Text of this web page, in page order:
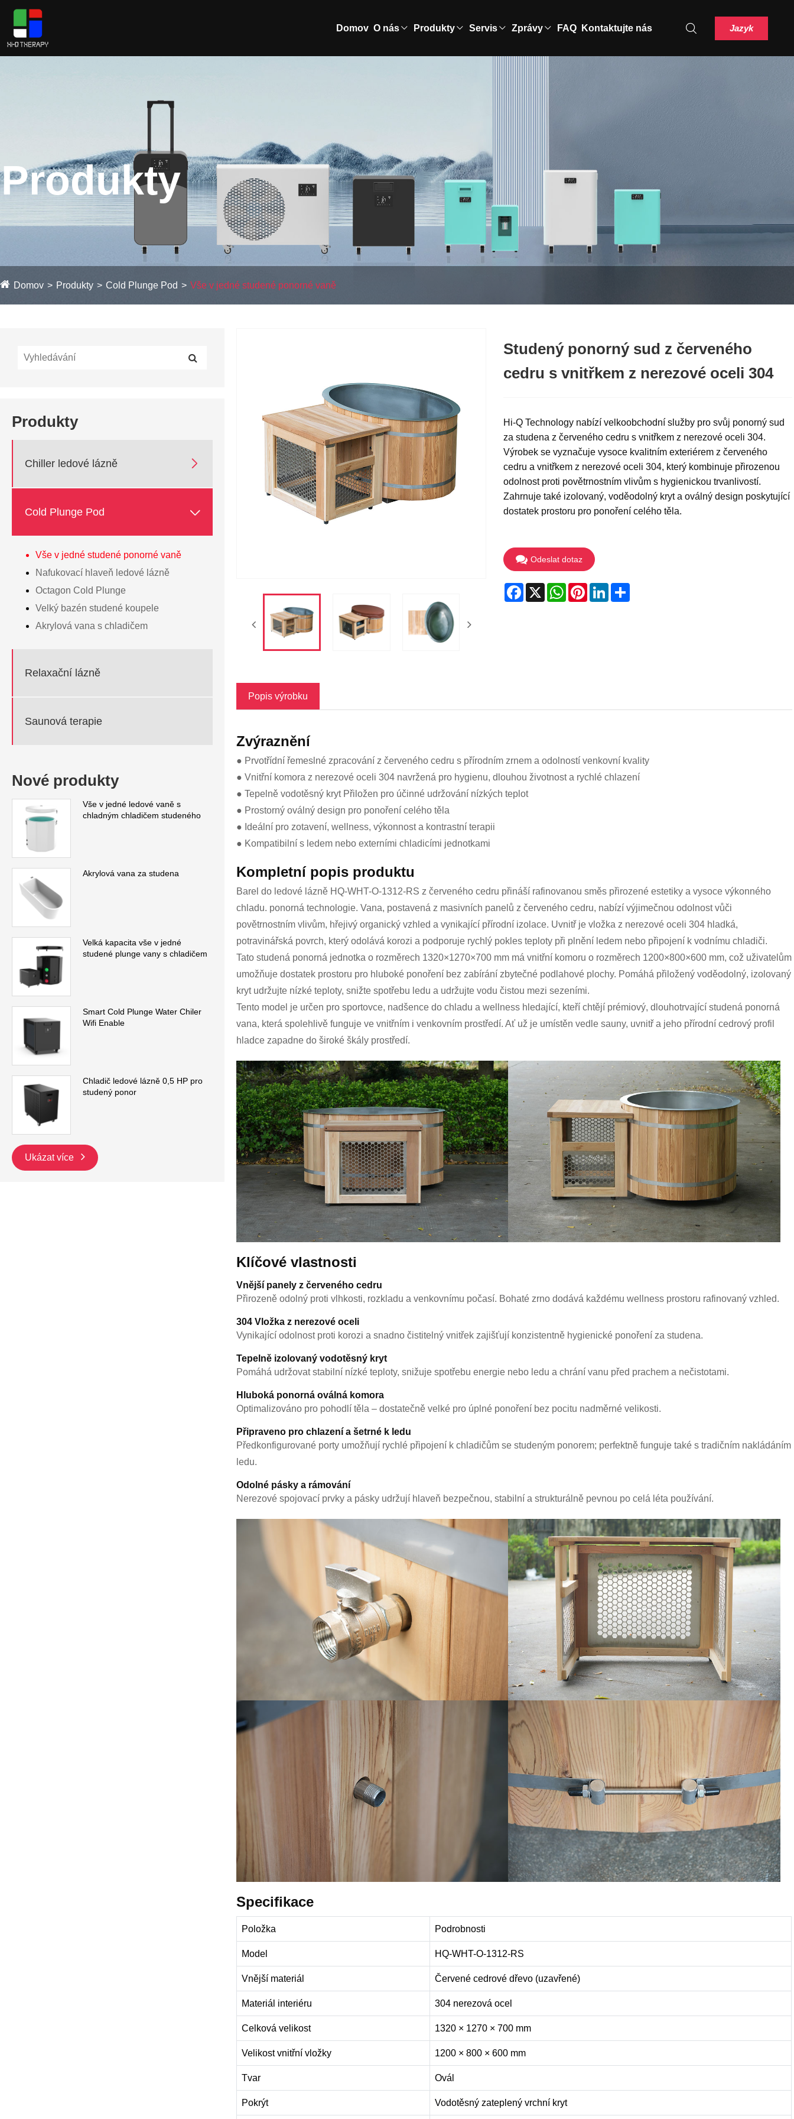
Domov O nás Produkty Servis Zprávy FAQ Kontaktujte nás Jazyk
Produkty
Domov Produkty Cold Plunge Pod Vše v jedné studené ponorné vaně
Produkty
Chiller ledové lázně 
Cold Plunge Pod 
Vše v jedné studené ponorné vaně
Nafukovací hlaveň ledové lázně
Octagon Cold Plunge
Velký bazén studené koupele
Akrylová vana s chladičem
Relaxační lázně
Saunová terapie
Nové produkty
Vše v jedné ledové vaně s
chladným chladičem studeného
Akrylová vana za studena
Velká kapacita vše v jedné
studené plunge vany s chladičem
Smart Cold Plunge Water Chiler
Wifi Enable
Chladič ledové lázně 0,5 HP pro
studený ponor
Ukázat více
Studený ponorný sud z červeného
cedru s vnitřkem z nerezové oceli 304
Hi-Q Technology nabízí velkoobchodní služby pro svůj ponorný sud
za studena z červeného cedru s vnitřkem z nerezové oceli 304.
Výrobek se vyznačuje vysoce kvalitním exteriérem z červeného
cedru a vnitřkem z nerezové oceli 304, který kombinuje přirozenou
odolnost proti povětrnostním vlivům s hygienickou trvanlivostí.
Zahrnuje také izolovaný, voděodolný kryt a oválný design poskytující
dostatek prostoru pro ponoření celého těla.
Odeslat dotaz
Facebook
X WhatsApp
PinterestLinkedInShare
Popis výrobku
Zvýraznění
● Prvotřídní řemeslné zpracování z červeného cedru s přírodním zrnem a odolností venkovní kvality
● Vnitřní komora z nerezové oceli 304 navržená pro hygienu, dlouhou životnost a rychlé chlazení
● Tepelně vodotěsný kryt Přiložen pro účinné udržování nízkých teplot
● Prostorný oválný design pro ponoření celého těla
● Ideální pro zotavení, wellness, výkonnost a kontrastní terapii
● Kompatibilní s ledem nebo externími chladicími jednotkami
Kompletní popis produktu
Barel do ledové lázně HQ-WHT-O-1312-RS z červeného cedru přináší rafinovanou směs přirozené estetiky a vysoce výkonného
chladu. ponorná technologie. Vana, postavená z masivních panelů z červeného cedru, nabízí výjimečnou odolnost vůči
povětrnostním vlivům, hřejivý organický vzhled a vynikající přírodní izolace. Uvnitř je vložka z nerezové oceli 304 hladká,
potravinářská povrch, který odolává korozi a podporuje rychlý pokles teploty při plnění ledem nebo připojení k vodnímu chladiči.
Tato studená ponorná jednotka o rozměrech 1320×1270×700 mm má vnitřní komoru o rozměrech 1200×800×600 mm, což uživatelům
umožňuje dostatek prostoru pro hluboké ponoření bez zabírání zbytečné podlahové plochy. Pomáhá přiložený voděodolný, izolovaný
kryt udržujte nízké teploty, snižte spotřebu ledu a udržujte vodu čistou mezi sezeními.
Tento model je určen pro sportovce, nadšence do chladu a wellness hledající, kteří chtějí prémiový, dlouhotrvající studená ponorná
vana, která spolehlivě funguje ve vnitřním i venkovním prostředí. Ať už je umístěn vedle sauny, uvnitř a jeho přírodní cedrový profil
hladce zapadne do široké škály prostředí.
Klíčové vlastnosti
Vnější panely z červeného cedru
Přirozeně odolný proti vlhkosti, rozkladu a venkovnímu počasí. Bohaté zrno dodává každému wellness prostoru rafinovaný vzhled.
304 Vložka z nerezové oceli
Vynikající odolnost proti korozi a snadno čistitelný vnitřek zajišťují konzistentně hygienické ponoření za studena.
Tepelně izolovaný vodotěsný kryt
Pomáhá udržovat stabilní nízké teploty, snižuje spotřebu energie nebo ledu a chrání vanu před prachem a nečistotami.
Hluboká ponorná oválná komora
Optimalizováno pro pohodlí těla – dostatečně velké pro úplné ponoření bez pocitu nadměrné velikosti.
Připraveno pro chlazení a šetrné k ledu
Předkonfigurované porty umožňují rychlé připojení k chladičům se studeným ponorem; perfektně funguje také s tradičním nakládáním
ledu.
Odolné pásky a rámování
Nerezové spojovací prvky a pásky udržují hlaveň bezpečnou, stabilní a strukturálně pevnou po celá léta používání.
Specifikace
Položka Podrobnosti
Model HQ-WHT-O-1312-RS
Vnější materiál Červené cedrové dřevo (uzavřené)
Materiál interiéru 304 nerezová ocel
Celková velikost 1320 × 1270 × 700 mm
Velikost vnitřní vložky 1200 × 800 × 600 mm
Tvar Ovál
Pokrýt Vodotěsný zateplený vrchní kryt